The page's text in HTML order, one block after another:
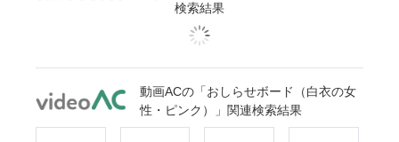
検索結果
動画ACの「おしらせボード（白衣の女
性・ピンク）」関連検索結果